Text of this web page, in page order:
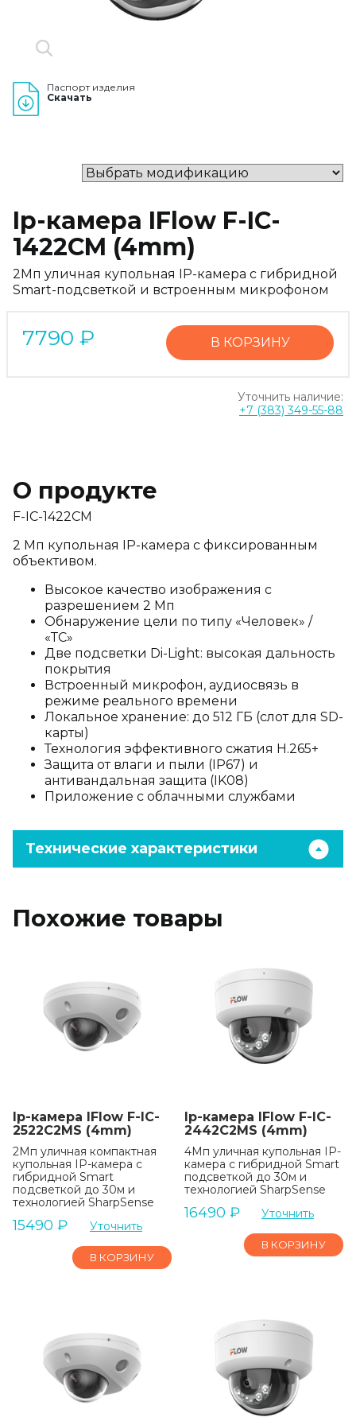
Паспорт изделия
Скачать
Ip-камера IFlow F-IC-
1422CM (4mm)
2Мп уличная купольная IP-камера с гибридной
Smart-подсветкой и встроенным микрофоном
7790 ₽ В КОРЗИНУ
Уточнить наличие:
+7 (383) 349-55-88
О продукте
F-IC-1422CM
2 Мп купольная IP-камера с фиксированным
объективом.
Высокое качество изображения с
разрешением 2 Мп
Обнаружение цели по типу «Человек» /
«ТС»
Две подсветки Di-Light: высокая дальность
покрытия
Встроенный микрофон, аудиосвязь в
режиме реального времени
Локальное хранение: до 512 ГБ (слот для SD-
карты)
Технология эффективного сжатия H.265+
Защита от влаги и пыли (IP67) и
антивандальная защита (IK08)
Приложение с облачными службами
Технические характеристики
Похожие товары
Ip-камера IFlow F-IC-
2522C2MS (4mm)
2Мп уличная компактная
купольная IP-камера с
гибридной Smart
подсветкой до 30м и
технологией SharpSense
15490 ₽ Уточнить
В КОРЗИНУ
Ip-камера IFlow F-IC-
2442C2MS (4mm)
4Мп уличная купольная IP-
камера с гибридной Smart
подсветкой до 30м и
технологией SharpSense
16490 ₽ Уточнить
В КОРЗИНУ